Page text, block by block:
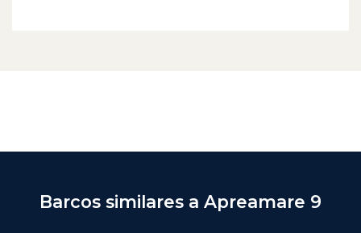
Barcos similares a Apreamare 9